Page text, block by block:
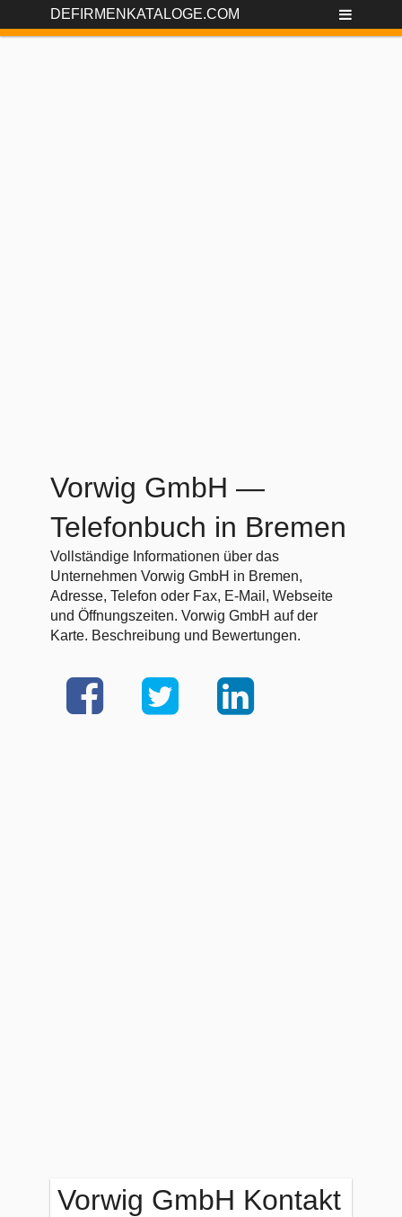
DEFIRMENKATALOGE.COM
Vorwig GmbH —
Telefonbuch in Bremen
Vollständige Informationen über das
Unternehmen Vorwig GmbH in Bremen,
Adresse, Telefon oder Fax, E-Mail, Webseite
und Öffnungszeiten. Vorwig GmbH auf der
Karte. Beschreibung und Bewertungen.
Vorwig GmbH Kontakt